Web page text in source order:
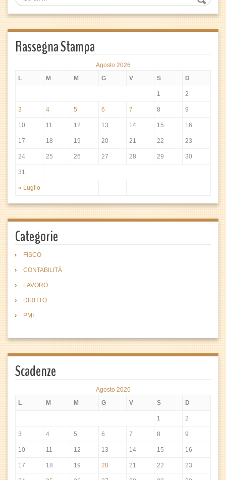
Rassegna Stampa
Agosto 2026
L
M M G V S D
« Luglio
1 2
3 4 5 6 7 8 9
10 11 12 13 14 15 16
17 18 19 20 21 22 23
24 25 26 27 28 29 30
31
Categorie
FISCO
CONTABILITÀ
LAVORO
DIRITTO
PMI
Scadenze
Agosto 2026
L
M M G V S D
1 2
3 4 5 6 7 8 9
10 11 12 13 14 15 16
17 18 19 20 21 22 23